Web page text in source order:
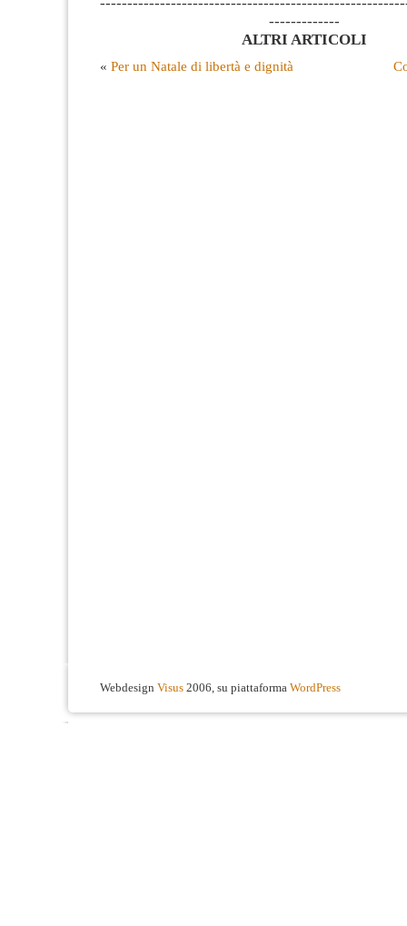
-------------
ALTRI ARTICOLI
« Per un Natale di libertà e dignità
Webdesign Visus 2006, su piattaforma WordPress